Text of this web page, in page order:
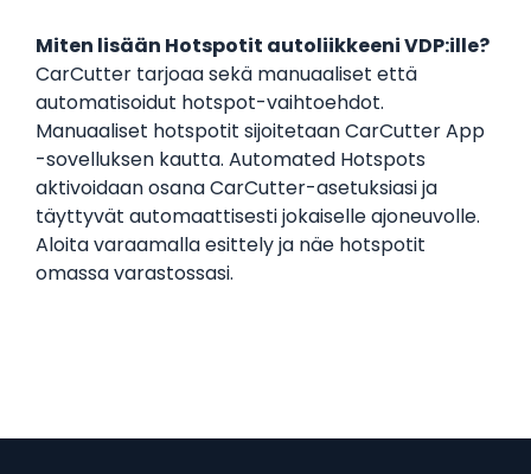
Miten lisään Hotspotit autoliikkeeni VDP:ille?
CarCutter tarjoaa sekä manuaaliset että
automatisoidut hotspot-vaihtoehdot.
Manuaaliset hotspotit sijoitetaan CarCutter App
-sovelluksen kautta. Automated Hotspots
aktivoidaan osana CarCutter-asetuksiasi ja
täyttyvät automaattisesti jokaiselle ajoneuvolle.
Aloita varaamalla esittely ja näe hotspotit
omassa varastossasi.